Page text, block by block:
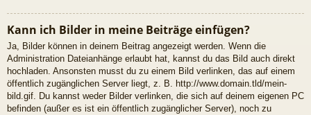
Kann ich Bilder in meine Beiträge einfügen?
Ja, Bilder können in deinem Beitrag angezeigt werden. Wenn die
Administration Dateianhänge erlaubt hat, kannst du das Bild auch direkt
hochladen. Ansonsten musst du zu einem Bild verlinken, das auf einem
öffentlich zugänglichen Server liegt, z. B. http://www.domain.tld/mein-
bild.gif. Du kannst weder Bilder verlinken, die sich auf deinem eigenen PC
befinden (außer es ist ein öffentlich zugänglicher Server), noch zu